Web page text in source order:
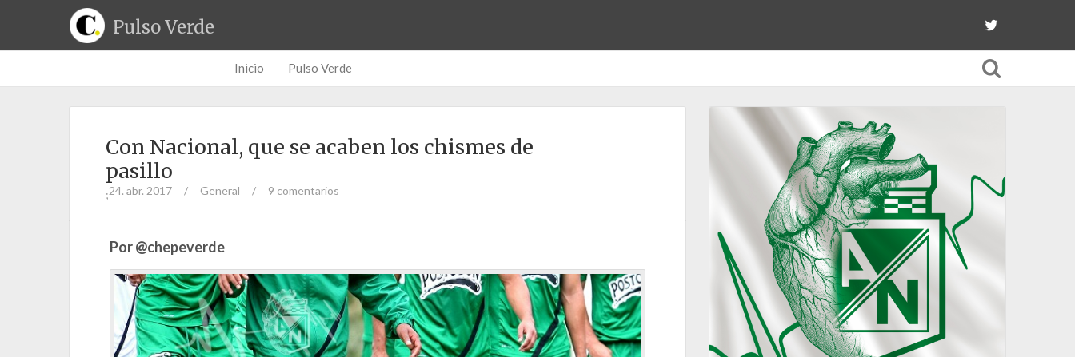
Pulso Verde
Inicio Pulso Verde
Con Nacional, que se acaben los chismes de
pasillo
;24. abr. 2017 / General / 9 comentarios
Por @chepeverde